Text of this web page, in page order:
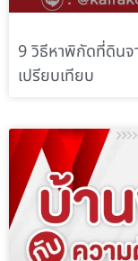
9 วิธีหาพิกัดที่ดินจ
เปรียบเทียบ